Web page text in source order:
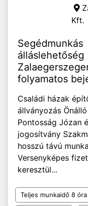
Kft.
Segédmunkás
álláslehetőség
folyamatos
Családi házak
állványozás
Pontosság Józan
jogosítvány
hosszú távú
Versenyképes
keresztül...
Teljes munkaidő 8 óra